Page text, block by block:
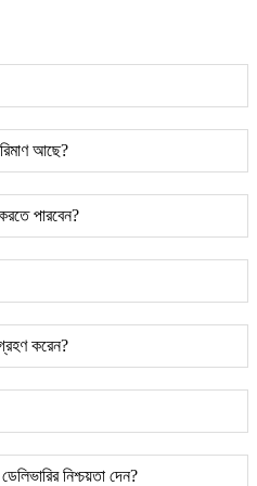
আছে?
পারবেন?
করেন?
নিশ্চয়তা দেন?